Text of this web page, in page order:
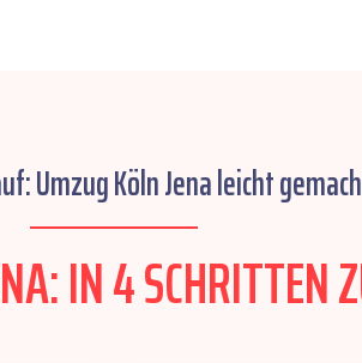
Umzug Köln Jena leicht
IN 4 SCHRITTEN